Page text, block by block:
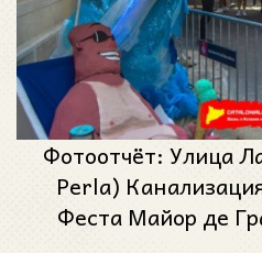
Фотоотчёт: Улица
Perla)
Феста Майор де